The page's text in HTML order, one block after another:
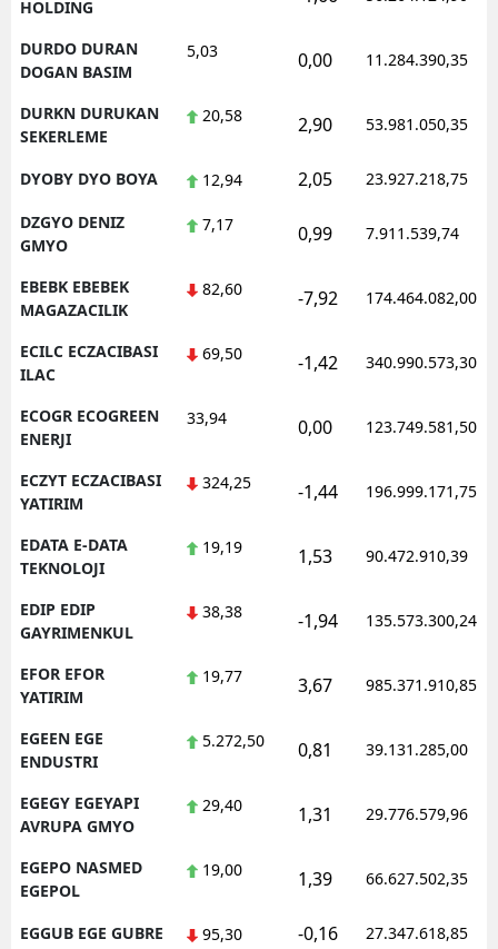
HOLDING
DURDO DURAN
DOGAN BASIM
5,03 0,00 11.284.390,35
DURKN DURUKAN
SEKERLEME
20,58 2,90 53.981.050,35
DYOBY DYO BOYA 12,94 2,05 23.927.218,75
DZGYO DENIZ
GMYO
7,17 0,99 7.911.539,74
EBEBK EBEBEK
MAGAZACILIK
82,60 -7,92 174.464.082,00
ECILC ECZACIBASI
ILAC
69,50 -1,42 340.990.573,30
ECOGR ECOGREEN
ENERJI
33,94 0,00 123.749.581,50
ECZYT ECZACIBASI
YATIRIM
324,25 -1,44 196.999.171,75
EDATA E-DATA
TEKNOLOJI
19,19 1,53 90.472.910,39
EDIP EDIP
GAYRIMENKUL
38,38 -1,94 135.573.300,24
EFOR EFOR
YATIRIM
19,77 3,67 985.371.910,85
EGEEN EGE
ENDUSTRI
5.272,50 0,81 39.131.285,00
EGEGY EGEYAPI
AVRUPA GMYO
29,40 1,31 29.776.579,96
EGEPO NASMED
EGEPOL
19,00 1,39 66.627.502,35
EGGUB EGE GUBRE 95,30 -0,16 27.347.618,85